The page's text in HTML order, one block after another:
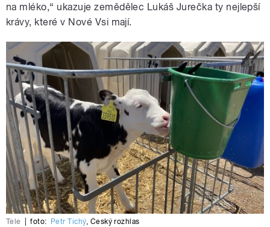
na mléko,“ ukazuje zemědělec Lukáš Jurečka ty nejlepší
krávy, které v Nové Vsi mají.
Tele foto: Petr Tichý, Český rozhlas